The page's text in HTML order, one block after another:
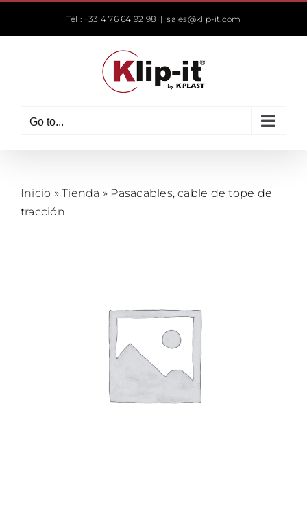
Tél : +33 4 76 64 92 98 | sales@klip-it.com
Go to...
Inicio »Tienda » Pasacables, cable de tope de
tracción